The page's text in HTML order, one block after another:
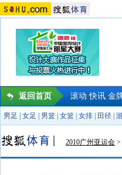
返回首页 滚动 快讯 金
男足 女足 男篮 女篮 女排 田径
2010广州亚运会 >